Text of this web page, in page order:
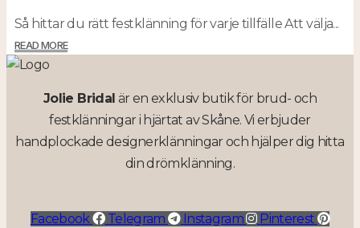
Så hittar du rätt festklänning för varje tillfälle Att välja...
READ MORE
Jolie Bridal är en exklusiv butik för brud- och
festklänningar i hjärtat av Skåne. Vi erbjuder
handplockade designerklänningar och hjälper dig hitta
din drömklänning.
Facebook Telegram Instagram Pinterest